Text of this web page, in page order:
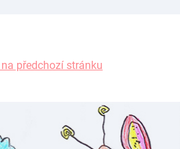
předchozí stránku